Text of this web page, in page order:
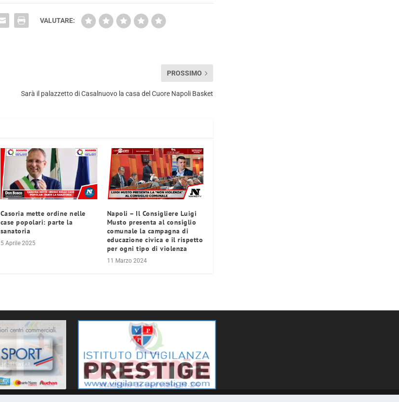
VALUTARE:
PROSSIMO
Sarà il palazzetto di Casalnuovo la casa del Cuore Napoli Basket
Casoria mette ordine nelle
case popolari: parte la
sanatoria
5 Aprile 2025
Napoli – Il Consigliere Luigi
Musto presenta al consiglio
comunale la campagna di
educazione civica e il rispetto
per ogni tipo di violenza
11 Marzo 2024